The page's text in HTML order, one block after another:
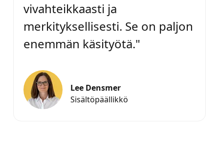
vivahteikkaasti ja
merkityksellisesti. Se on paljon
enemmän käsityötä."
Lee Densmer
Sisältöpäällikkö